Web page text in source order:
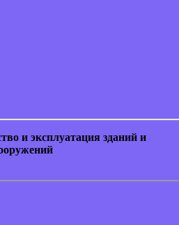
и эксплуатация зданий и